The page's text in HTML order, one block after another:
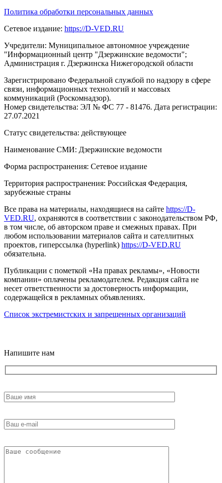
Политика обработки персональных данных
Сетевое издание: https://D-VED.RU
Учредители: Муниципальное автономное учреждение
"Информационный центр "Дзержинские ведомости";
Администрация г. Дзержинска Нижегородской области
Зарегистрировано Федеральной службой по надзору в сфере
связи, информационных технологий и массовых
коммуникаций (Роскомнадзор).
Номер свидетельства: ЭЛ № ФС 77 - 81476. Дата регистрации:
27.07.2021
Статус свидетельства: действующее
Наименование СМИ: Дзержинские ведомости
Форма распространения: Сетевое издание
Территория распространения: Российская Федерация,
зарубежные страны
Все права на материалы, находящиеся на сайте https://D-
VED.RU, охраняются в соответствии с законодательством РФ,
в том числе, об авторском праве и смежных правах. При
любом использовании материалов сайта и сателлитных
проектов, гиперссылка (hyperlink) https://D-VED.RU
обязательна.
Публикации с пометкой «На правах рекламы», «Новости
компании» оплачены рекламодателем. Редакция сайта не
несет ответственности за достоверность информации,
содержащейся в рекламных объявлениях.
Список экстремистских и запрещенных организаций
Напишите нам